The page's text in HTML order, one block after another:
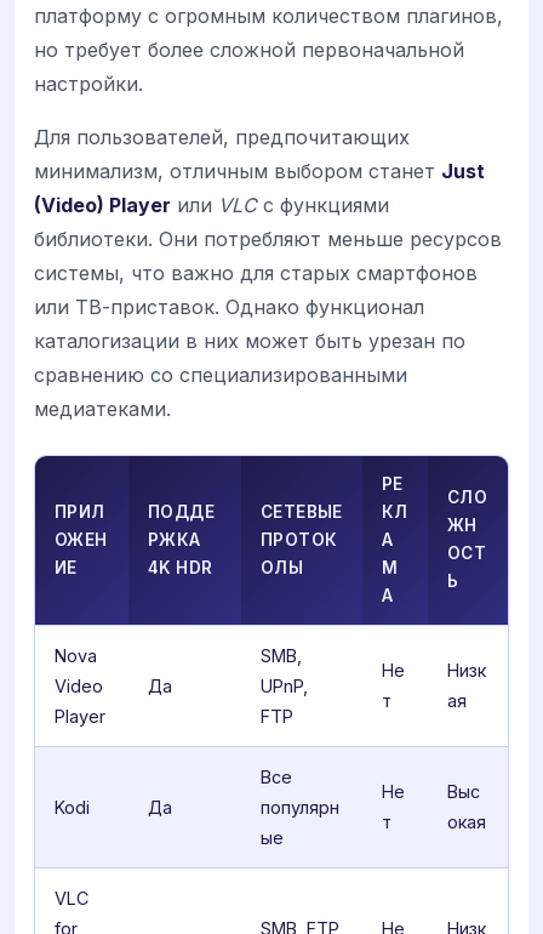
платформу с огромным количеством плагинов,
но требует более сложной первоначальной
настройки.
Для пользователей, предпочитающих
минимализм, отличным выбором станет Just
(Video) Player или VLCс функциями
библиотеки. Они потребляют меньше ресурсов
системы, что важно для старых смартфонов
или ТВ-приставок. Однако функционал
каталогизации в них может быть урезан по
сравнению со специализированными
медиатеками.
ПРИЛ
ОЖЕН
ИЕ
ПОДДЕ
РЖКА
4K HDR
СЕТЕВЫЕ
ПРОТОК
ОЛЫ
РЕ
КЛ
А
М
А
СЛО
ЖН
ОСТ
Ь
Nova
Video
Player
Да
SMB,
UPnP,
FTP
Не
т
Низк
ая
Kodi Да
Все
популярн
ые
Не
т
Выс
окая
VLC
for
SMB, FTP,
Не
Низк